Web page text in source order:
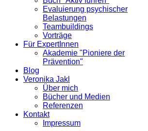
Evaluierung psychischer
Belastungen
Teambuildings
Vorträge
Für ExpertInnen
Akademie "Pioniere der
Prävention"
Blog
Veronika Jakl
Über mich
Bücher und Medien
Referenzen
Kontakt
Impressum